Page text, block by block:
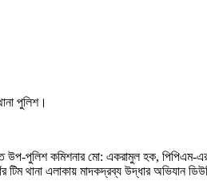
পুলিশ।
উপ-পুলিশ কমিশনার মো: একরামুল হক, পিপিএম-এর
থানা এলাকায় মাদকদ্রব্য উদ্ধার অভিযান